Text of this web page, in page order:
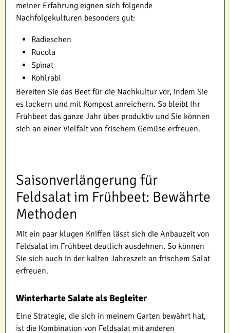
meiner Erfahrung eignen sich folgende
Nachfolgekulturen besonders gut:
Radieschen
Rucola
Spinat
Kohlrabi
Bereiten Sie das Beet für die Nachkultur vor, indem Sie
es lockern und mit Kompost anreichern. So bleibt Ihr
Frühbeet das ganze Jahr über produktiv und Sie können
sich an einer Vielfalt von frischem Gemüse erfreuen.
Saisonverlängerung für
Feldsalat im Frühbeet: Bewährte
Methoden
Mit ein paar klugen Kniffen lässt sich die Anbauzeit von
Feldsalat im Frühbeet deutlich ausdehnen. So können
Sie sich auch in der kalten Jahreszeit an frischem Salat
erfreuen.
Winterharte Salate als Begleiter
Eine Strategie, die sich in meinem Garten bewährt hat,
ist die Kombination von Feldsalat mit anderen